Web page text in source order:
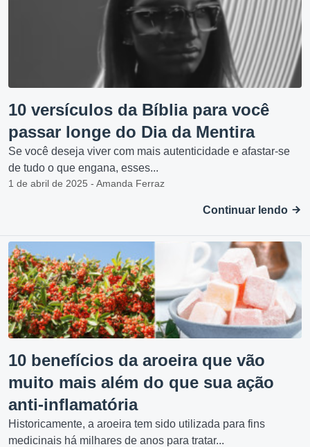
10 versículos da Bíblia para você
passar longe do Dia da Mentira
Se você deseja viver com mais autenticidade e afastar-se
de tudo o que engana, esses...
1 de abril de 2025 - Amanda Ferraz
Continuar lendo
10 benefícios da aroeira que vão
muito mais além do que sua ação
anti-inflamatória
Historicamente, a aroeira tem sido utilizada para fins
medicinais há milhares de anos para tratar...